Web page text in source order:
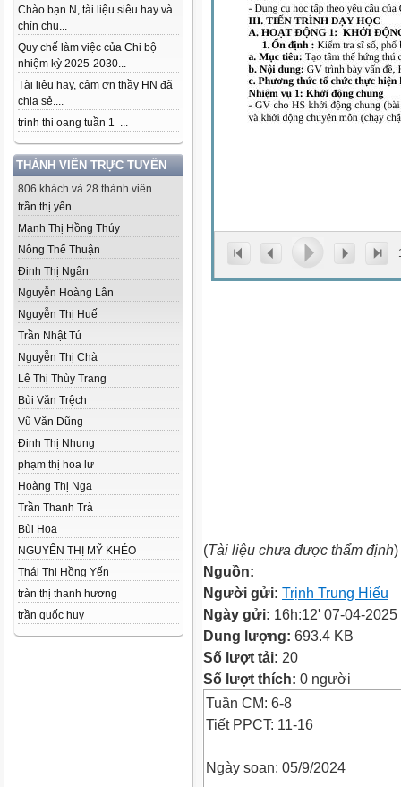
Chào bạn N, tài liệu siêu hay và
chỉn chu...
Quy chế làm việc của Chi bộ
nhiệm kỳ 2025-2030...
Tài liệu hay, cảm ơn thầy HN đã
chia sẻ....
trinh thi oang tuần 1 ...
THÀNH VIÊN TRỰC TUYẾN
806 khách và 28 thành viên
trần thị yến
Mạnh Thị Hồng Thúy
Nông Thế Thuận
Đinh Thị Ngân
Nguyễn Hoàng Lân
Nguyễn Thị Huế
Trần Nhật Tú
Nguyễn Thị Chà
Lê Thị Thùy Trang
Bùi Văn Trệch
Vũ Văn Dũng
Đinh Thị Nhung
phạm thị hoa lư
Hoàng Thị Nga
Trần Thanh Trà
Bùi Hoa
NGUYỂN THỊ MỸ KHÉO
Thái Thị Hồng Yến
tràn thị thanh hương
trần quốc huy
(Tài liệu chưa được thẩm định)
Nguồn:
Người gửi: Trịnh Trung Hiếu
Ngày gửi: 16h:12' 07-04-2025
Dung lượng: 693.4 KB
Số lượt tải: 20
Số lượt thích: 0 người
Tuần CM: 6-8
Tiết PPCT: 11-16
Ngày soạn: 05/9/2024